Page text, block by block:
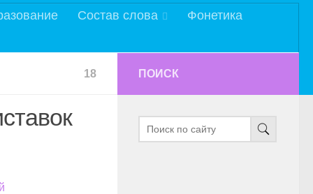
Состав слова Фонетика
18 ПОИСК